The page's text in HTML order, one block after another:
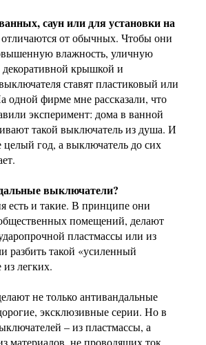
саун или для установки на
отличаются от обычных. Чтобы они
влажность, уличную
крышкой и
ставят пластиковый или
одной фирме мне рассказали, что
эксперимент: дома в ванной
такой выключатель из душа. И
год, а выключатель до сих
выключатели?
есть и такие. В принципе они
помещений, делают
пластмассы или из
разбить такой «усиленный
из легких.
не только антивандальные
эксклюзивные серии. Но в
– из пластмассы, а
материалов, не проводящих ток